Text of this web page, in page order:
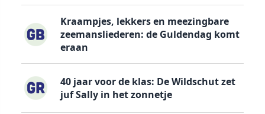
Kraampjes, lekkers en meezingbare
zeemansliederen: de Guldendag komt
eraan
40 jaar voor de klas: De Wildschut zet
juf Sally in het zonnetje